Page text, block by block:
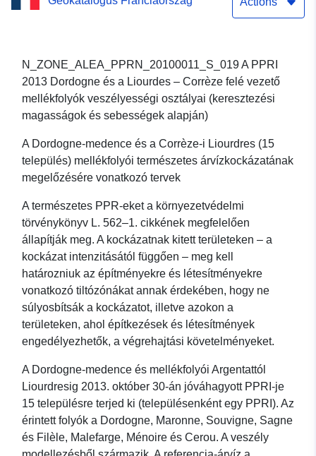
Corrèze
N_ZONE_ALEA_PPRN_20100011_S_019 A PPRI
2013 Dordogne és a Liourdes – Corrèze felé vezető
mellékfolyók veszélyességi osztályai (keresztezési
magasságok és sebességek alapján)
A Dordogne-medence és a Corrèze-i Liourdres (15
település) mellékfolyói természetes árvízkockázatának
megelőzésére vonatkozó tervek
A természetes PPR-eket a környezetvédelmi
törvénykönyv L. 562–1. cikkének megfelelően
állapítják meg. A kockázatnak kitett területeken – a
kockázat intenzitásától függően – meg kell
határozniuk az építményekre és létesítményekre
vonatkozó tiltózónákat annak érdekében, hogy ne
súlyosbítsák a kockázatot, illetve azokon a
területeken, ahol építkezések és létesítmények
engedélyezhetők, a végrehajtási követelményeket.
A Dordogne-medence és mellékfolyói Argentattól
Liourdresig 2013. október 30-án jóváhagyott PPRI-je
15 településre terjed ki (településenként egy PPRI). Az
érintett folyók a Dordogne, Maronne, Souvigne, Sagne
és Filèle, Malefarge, Ménoire és Cerou. A veszély